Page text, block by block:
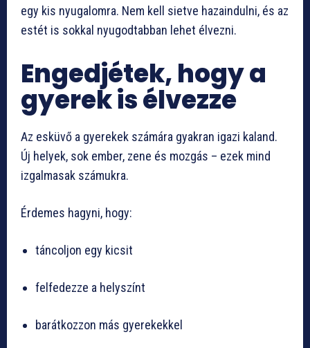
egy kis nyugalomra. Nem kell sietve hazaindulni, és az
estét is sokkal nyugodtabban lehet élvezni.
Engedjétek, hogy a
gyerek is élvezze
Az esküvő a gyerekek számára gyakran igazi kaland.
Új helyek, sok ember, zene és mozgás – ezek mind
izgalmasak számukra.
Érdemes hagyni, hogy:
táncoljon egy kicsit
felfedezze a helyszínt
barátkozzon más gyerekekkel